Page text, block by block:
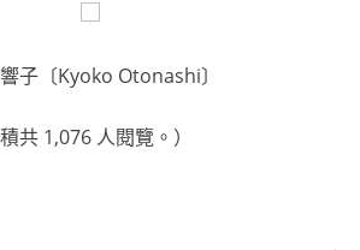
子〔Kyoko Otonashi〕
共 1,076 人閱覽。）